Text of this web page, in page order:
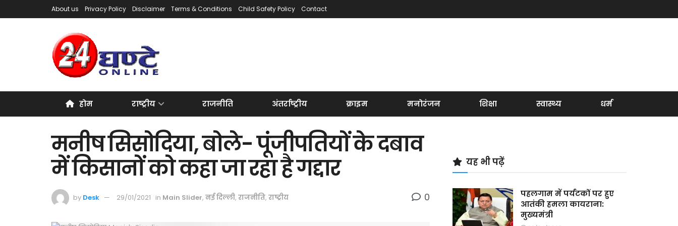
About us Privacy Policy Disclaimer Terms & Conditions Child Safety Policy Contact
होम राष्ट्रीय राजनीति अंतर्राष्ट्रीय क्राइम मनोरंजन शिक्षा स्वास्थ्य धर्म
मनीष सिसोदिया, बोले- पूंजीपतियों के दबाव
में किसानों को कहा जा रहा है गद्दार
by Desk 29/01/2021 in Main Slider, नई दिल्ली, राजनीति, राष्ट्रीय 0
यह भी पढ़ें
पहलगाम में पर्यटकों पर हुए
आतंकी हमला कायराना:
मुख्यमंत्री